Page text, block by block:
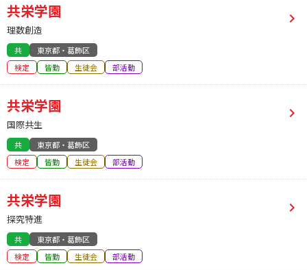
共栄学園
理数創造
共
東京都・葛飾区
検定
皆勤 生徒会 部活動
共栄学園
国際共生
共
東京都・葛飾区
検定
皆勤 生徒会 部活動
共栄学園
探究特進
共
東京都・葛飾区
検定
皆勤 生徒会 部活動